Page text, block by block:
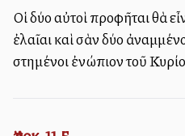
Οἱ δύο αὐτοὶ προφῆται θὰ
ἐλαῖαι καὶ σὰν δύο
στημένοι ἐνώπιον τοῦ